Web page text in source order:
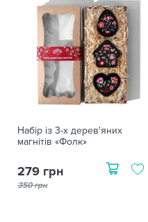
Набір із 3-х дерев'яних
магнітів «Фолк»
279 грн
350 грн